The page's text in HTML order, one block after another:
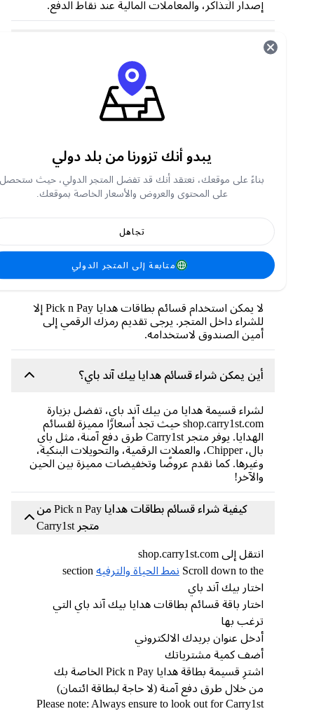
إصدار التذاكر، والمعاملات المالية عند نقاط الدفع.
كيفية شراء المنتجات عبر الإنترنت من بيك آند باي
Go to
تسجيل حساب جديد باستخدام بريدك الإلكتروني
تحقق من توفر خدمة التوصيل قبل البدء بالتسوق
أضف العناصر المختارة إلى عربة التسوق
اختار طريقة الدفع
تتبع طلبك
هل يمكن استخدام قسائم بطاقات هدايا Pick n
Pay للتسوق عبر الإنترنت؟
لا يمكن استخدام قسائم بطاقات هدايا Pick n Pay إلا
للشراء داخل المتجر. يرجى تقديم رمزك الرقمي إلى
أمين الصندوق لاستخدامه.
أين يمكن شراء قسائم هدايا بيك آند باي؟
لشراء قسيمة هدايا من بيك آند باي، تفضل بزيارة
shop.carry1st.com حيث تجد أسعارًا مميزة لقسائم
الهدايا. يوفر متجر Carry1st طرق دفع آمنة، مثل باي
بال، Chipper، والعملات الرقمية، والتحويلات البنكية،
وغيرها. كما نقدم عروضًا وتخفيضات مميزة بين الحين
والآخر!
كيفية شراء قسائم بطاقات هدايا Pick n Pay من
انتقل إلى shop.carry1st.com
Scroll down to the نمط الحياة والترفيهsection
اختار بيك آند باي
اختار باقة قسائم بطاقات هدايا بيك آند باي التي
ترغب بها
أدخل عنوان بريدك الالكتروني
أضف كمية مشترياتك
اشترِ قسيمة بطاقة هدايا Pick n Pay الخاصة بك
من خلال طرق دفع آمنة (لا حاجة لبطاقة ائتمان)
Please note: Always ensure to look out for Carry1st
يبدو أنك تزورنا من بلد دولي
بناءً على موقعك، نعتقد أنك قد تفضل المتجر الدولي، حيث ستحصل
على المحتوى والعروض والأسعار الخاصة بموقعك.
متابعة إلى المتجر الدولي